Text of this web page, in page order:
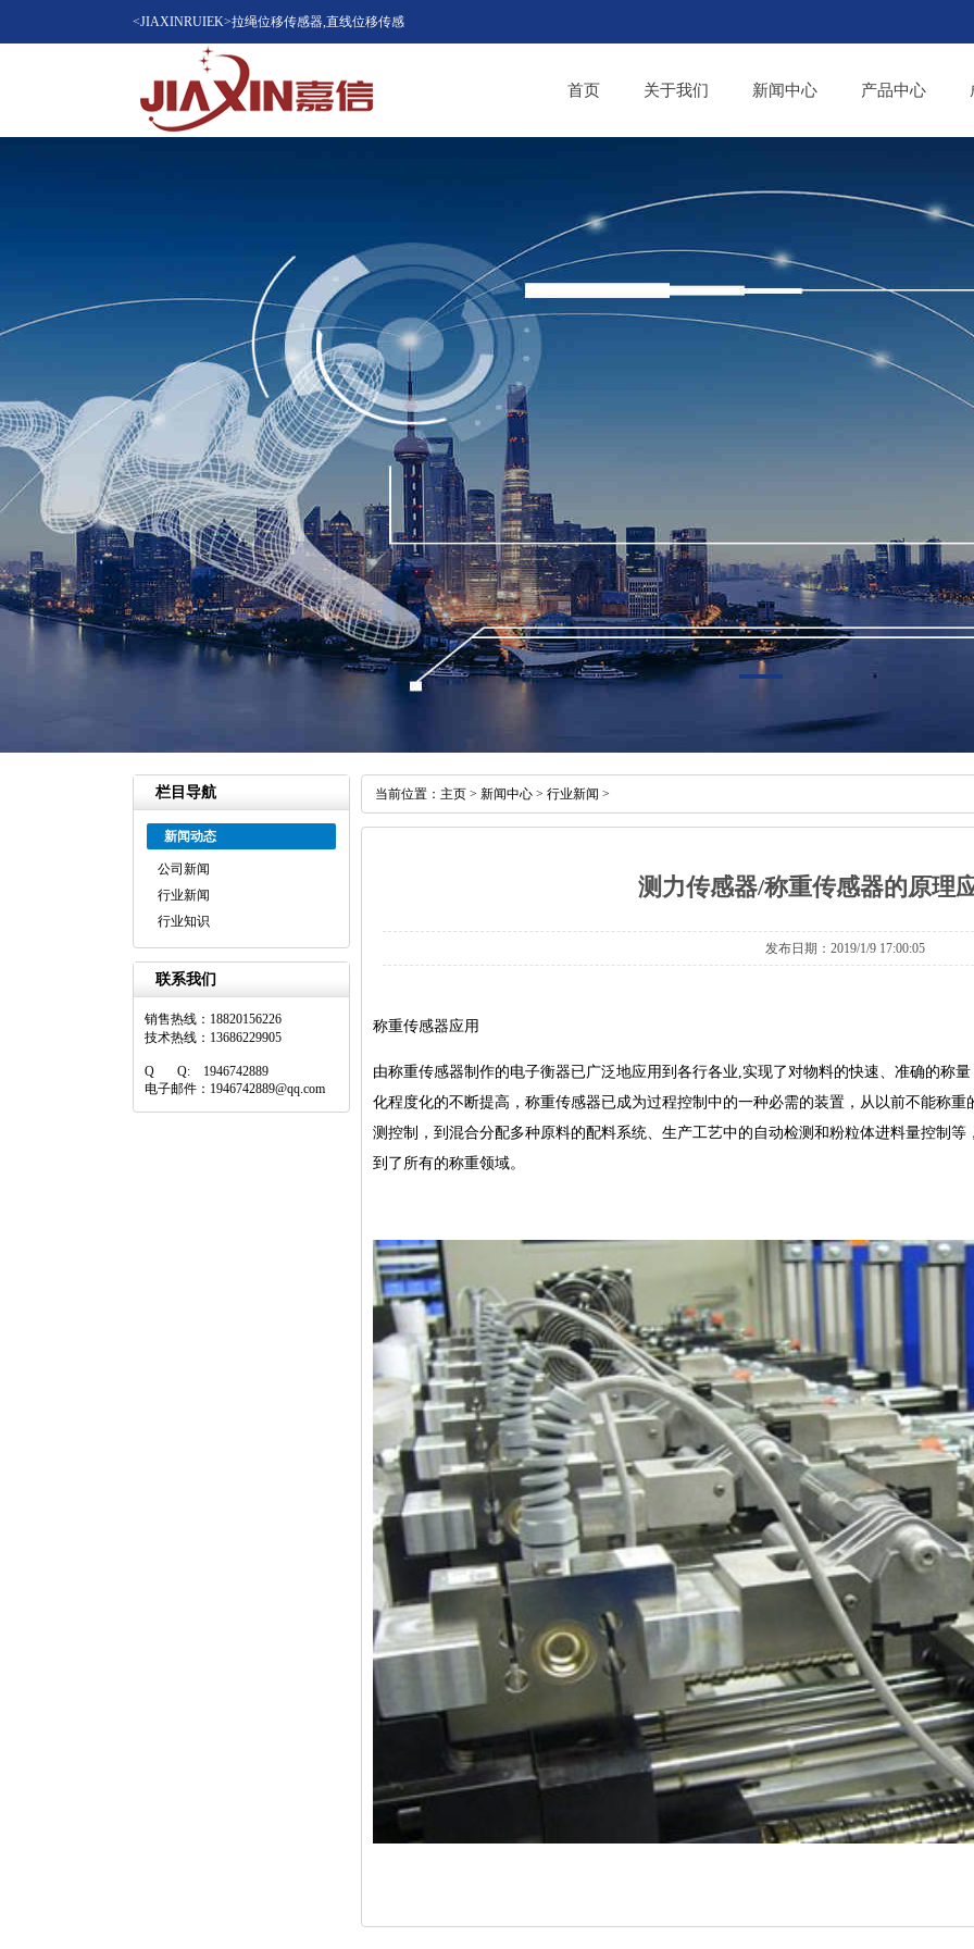
<JIAXINRUIEK>拉绳位移传感器,直线位移传感
器（位移计），磁致伸缩位移传感器，LVDT位
移传感器知名品牌供应商
首页 关于我们 新闻中心 产品中心
栏目导航
新闻动态
公司新闻
行业新闻
行业知识
联系我们
销售热线：18820156226
技术热线：13686229905
Q Q: 1946742889
电子邮件：1946742889@qq.com
当前位置： 主页 > 新闻中心 > 行业新闻 >
测力传感器/称重传感器的原理
发布日期：2019/1/9 17:00:05
称重传感器应用
由称重传感器制作的电子衡器已广泛地应用到各行各业,实现了对物料的快速、准确的称
化程度化的不断提高，称重传感器已成为过程控制中的一种必需的装置，从以前不能称
测控制，到混合分配多种原料的配料系统、生产工艺中的自动检测和粉粒体进料量控制
到了所有的称重领域。